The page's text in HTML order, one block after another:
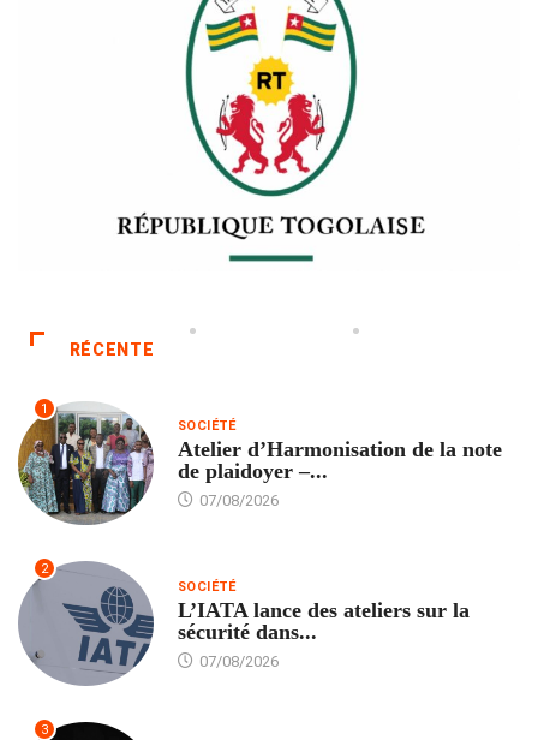
RÉCENTE
1
SOCIÉTÉ
Atelier d’Harmonisation de la note
de plaidoyer –...
07/08/2026
2
SOCIÉTÉ
L’IATA lance des ateliers sur la
sécurité dans...
07/08/2026
3